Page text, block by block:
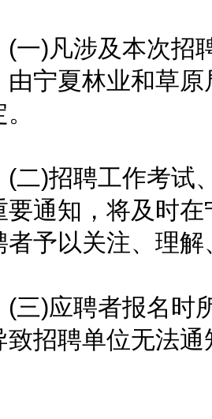
)凡涉及本次招聘
由宁夏林业和草
)招聘工作考试、
要通知，将及时
者予以关注、理
)应聘者报名时所
致招聘单位无法